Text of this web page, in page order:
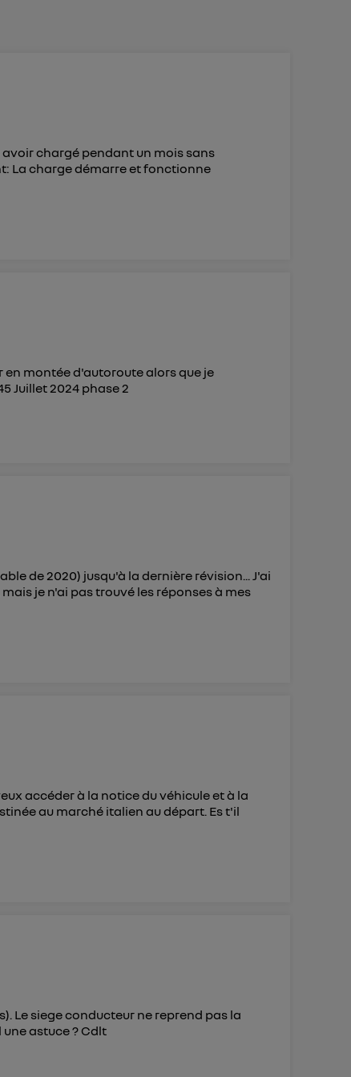
avoir chargé pendant un mois sans
La charge démarre et fonctionne
montée d'autoroute alors que je
Juillet 2024 phase 2
de 2020) jusqu'à la dernière révision... J'ai
je n'ai pas trouvé les réponses à mes
accéder à la notice du véhicule et à la
au marché italien au départ. Es t'il
Le siege conducteur ne reprend pas la
astuce ? Cdlt